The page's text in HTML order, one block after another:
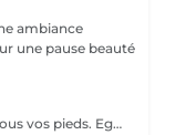
ambiance
une pause beauté
Pour finir en beauté, un gommage sur et sous vos pieds. Egalement entre les orteils. Pour une meilleure pénétration de la crème pieds. Uniquement avec un service de beauté des pieds / pédicure effectué à l'institut le même jour.